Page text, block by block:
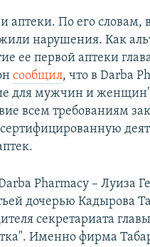
аптеки. По его словам,
нарушения. Как
ее первой аптеки
сообщил, что в Darba
для мужчин и
всем требованиям
Pharmacy – Луиза
дочерью Кадырова
секретариата
Именно фирма